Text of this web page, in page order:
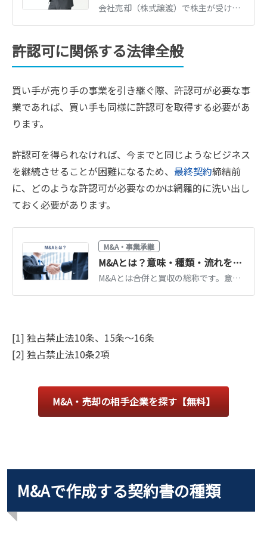
会社売却（株式譲渡）で株主が受ける影響と行う手続きを解説。少数株主の扱い、譲渡承認手続き、対価の受け取りと税金まで、株主の立場からわかりやすく整理します。
許認可に関係する法律全般
買い手が売り手の事業を引き継ぐ際、許認可が必要な事
業であれば、買い手も同様に許認可を取得する必要があ
ります。
許認可を得られなければ、今までと同じようなビジネス
を継続させることが困難になるため、 最終契約締結前
に、どのような許認可が必要なのかは網羅的に洗い出し
ておく必要があります。
M&A・事業承継
M&Aとは？意味・種類・流れを図解でわかりやすく解説【2026年最新】
M&Aとは合併と買収の総称です。意味・目的・手法の種類・進め方の流れを図解でわかりやすく解説。中小企業の事業承継での活用や2026年の最新動向もまとめています。
[1] 独占禁止法10条、15条～16条
[2] 独占禁止法10条2項
M&A・売却の相手企業を探す【無料】
M&Aで作成する契約書の種類